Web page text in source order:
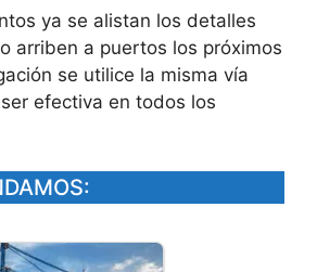
ya se alistan los detalles
arriben a puertos los próximos
se utilice la misma vía
efectiva en todos los